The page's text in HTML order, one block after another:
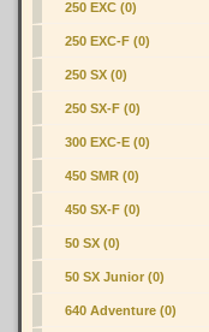
250 EXC (0)
250 EXC-F (0)
250 SX (0)
250 SX-F (0)
300 EXC-E (0)
450 SMR (0)
450 SX-F (0)
50 SX (0)
50 SX Junior (0)
640 Adventure (0)